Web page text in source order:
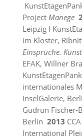
Project Manege
Leipzig I
im Kloster,
Einsprüche.
EFAK, Willner
internationales
InselGalerie,
Gudrun Fischer-
Berlin 2013
International